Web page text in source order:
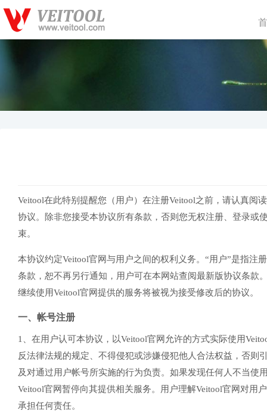
Veitool在此特别提醒您（用户）在注册Veitool之前，请认真阅
协议。除非您接受本协议所有条款，否则您无权注册、登录或
束。
本协议约定Veitool官网与用户之间的权利义务。“用户”是指注
条款，恕不再另行通知，用户可在本网站查阅最新版协议条款
继续使用Veitool官网提供的服务将被视为接受修改后的协议。
一、帐号注册
1、在用户认可本协议，以Veitool官网允许的方式实际使用
反法律法规的规定、不得侵犯或涉嫌侵犯他人合法权益，否则
及对通过用户帐号所实施的行为负责。如果发现任何人不当使
Veitool官网暂停向其提供相关服务。用户理解Veitool官网对用
承担任何责任。